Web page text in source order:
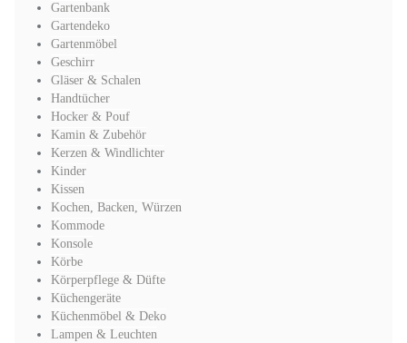
Gartenbank
Gartendeko
Gartenmöbel
Geschirr
Gläser & Schalen
Handtücher
Hocker & Pouf
Kamin & Zubehör
Kerzen & Windlichter
Kinder
Kissen
Kochen, Backen, Würzen
Kommode
Konsole
Körbe
Körperpflege & Düfte
Küchengeräte
Küchenmöbel & Deko
Lampen & Leuchten